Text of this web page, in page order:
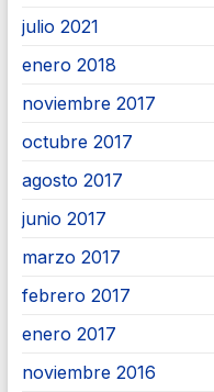
julio 2021
enero 2018
noviembre 2017
octubre 2017
agosto 2017
junio 2017
marzo 2017
febrero 2017
enero 2017
noviembre 2016